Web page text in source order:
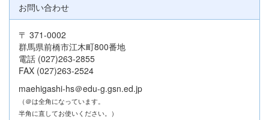
お問い合わせ
〒 371-0002
群馬県前橋市江木町800番地
電話 (027)263-2855
FAX (027)263-2524
maehigashi-hs＠edu-g.gsn.ed.jp
（＠は全角になっています。
半角に直してお使いください。）